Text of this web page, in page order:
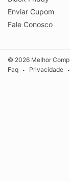
Enviar Cupom
Fale Conosco
© 2026 Melhor
Faq
• Privacidade •